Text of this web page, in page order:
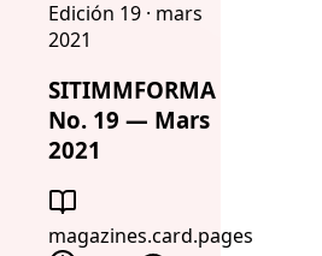
Edición 19 · mars
2021
SITIMMFORMA
No. 19 — Mars
2021
magazines.card.pages